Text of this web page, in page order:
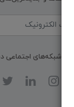
را در شبکه‌های اجتماعی